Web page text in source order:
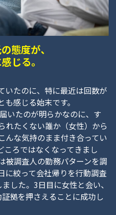
態度が、
じる。
いたのに、特に最近は回数が
感じる始末です。
いたのが明らかなのに、す
れたくない誰か（女性）から
な気持のまま付き合ってい
ころではなくなってきまし
被調査人の勤務パターンを調
に絞って会社帰りを行動調査
した。3日目に女性と会い、
拠を押さえることに成功し